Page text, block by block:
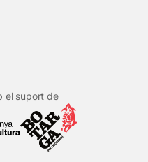
el suport de